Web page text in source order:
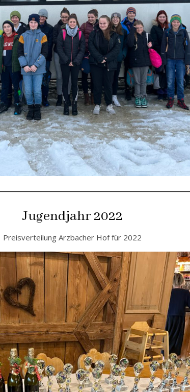
Jugendjahr 2022
Preisverteilung Arzbacher Hof für 2022